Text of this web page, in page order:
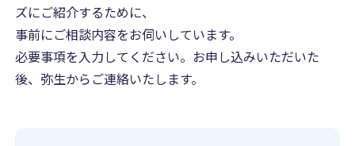
ズにご紹介するために、
事前にご相談内容をお伺いしています。
必要事項を入力してください。お申し込みいただいた
後、弥生からご連絡いたします。